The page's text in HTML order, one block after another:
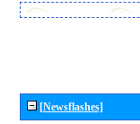
[Newsflashes]